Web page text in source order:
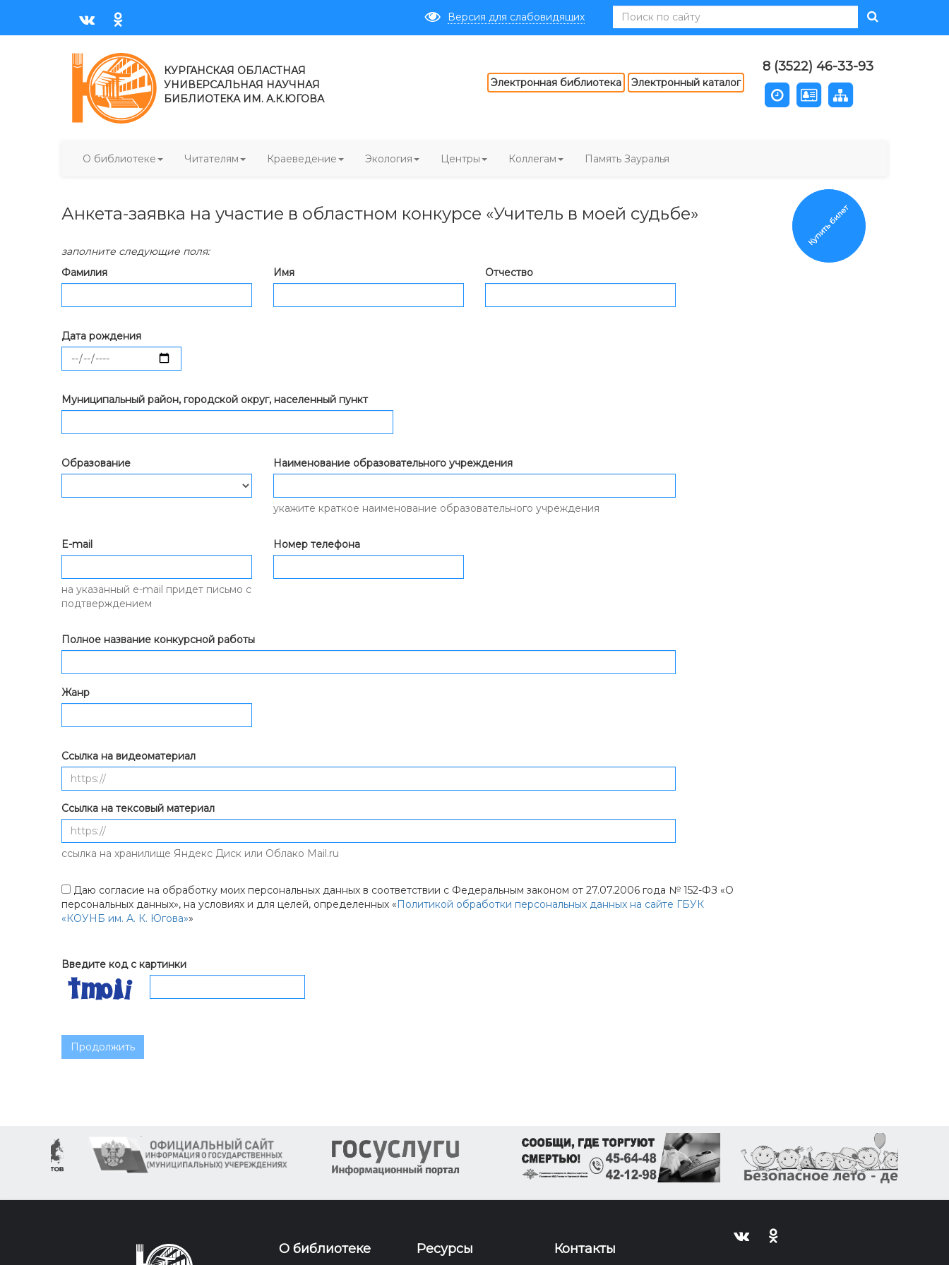
Купить билет
Версия для слабовидящих
КУРГАНСКАЯ ОБЛАСТНАЯ
УНИВЕРСАЛЬНАЯ НАУЧНАЯ
БИБЛИОТЕКА ИМ. А.К.ЮГОВА
8 (3522) 46-33-93
Электронная библиотека Электронный каталог
О библиотеке Читателям Краеведение Экология Центры Коллегам Память Зауралья
Анкета-заявка на участие в областном конкурсе «Учитель в моей судьбе»
заполните следующие поля:
Фамилия
Имя Отчество
Дата рождения
Муниципальный район, городской округ, населенный пункт
Образование Наименование образовательного учреждения
укажите краткое наименование образовательного учреждения
E-mail
на указанный e-mail придет письмо с
подтверждением
Номер телефона
Полное название конкурсной работы
Жанр
Ссылка на видеоматериал
Ссылка на тексовый материал
ссылка на хранилище Яндекс Диск или Облако Mail.ru
Даю согласие на обработку моих персональных данных в соответствии с Федеральным законом от 27.07.2006 года № 152-ФЗ «О
персональных данных», на условиях и для целей, определенных «Политикой обработки персональных данных на сайте ГБУК
«КОУНБ им. А. К. Югова»»
Введите код с картинки
Продолжить
О библиотеке Ресурсы Контакты